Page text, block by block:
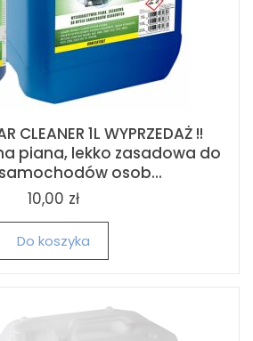
CLEANER 1L WYPRZEDAŻ !!
piana, lekko zasadowa do
osob...
10,00 zł
Do koszyka